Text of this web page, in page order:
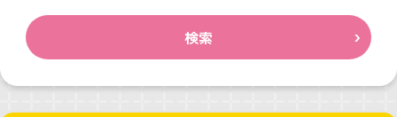
検索